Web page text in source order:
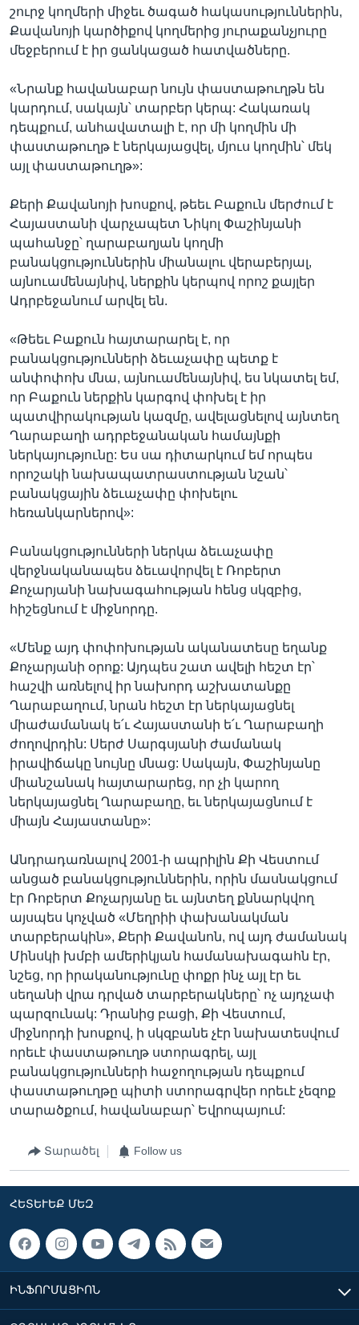
շուրջ կողմերի միջեւ ծագած հակասություններին,
Քավանոյի կարծիքով կողմերից յուրաքանչյուրը
մեջբերում է իր ցանկացած հատվածները.
«Նրանք հավանաբար նույն փաստաթուղթն են
կարդում, սակայն՝ տարբեր կերպ: Հակառակ
դեպքում, անհավատալի է, որ մի կողմին մի
փաստաթուղթ է ներկայացվել, մյուս կողմին՝ մեկ
այլ փաստաթուղթ»:
Քերի Քավանոյի խոսքով, թեեւ Բաքուն մերժում է
Հայաստանի վարչապետ Նիկոլ Փաշինյանի
պահանջը՝ ղարաբաղյան կողմի
բանակցություններին միանալու վերաբերյալ,
այնուամենայնիվ, ներքին կերպով որոշ քայլեր
Ադրբեջանում արվել են.
«Թեեւ Բաքուն հայտարարել է, որ
բանակցությունների ձեւաչափը պետք է
անփոփոխ մնա, այնուամենայնիվ, ես նկատել եմ,
որ Բաքուն ներքին կարգով փոխել է իր
պատվիրակության կազմը, ավելացնելով այնտեղ
Ղարաբաղի ադրբեջանական համայնքի
ներկայությունը: Ես սա դիտարկում եմ որպես
որոշակի նախապատրաստության նշան՝
բանակցային ձեւաչափը փոխելու
հեռանկարներով»:
Բանակցությունների ներկա ձեւաչափը
վերջնականապես ձեւավորվել է Ռոբերտ
Քոչարյանի նախագահության հենց սկզբից,
հիշեցնում է միջնորդը.
«Մենք այդ փոփոխության ականատեսը եղանք
Քոչարյանի օրոք: Այդպես շատ ավելի հեշտ էր՝
հաշվի առնելով իր նախորդ աշխատանքը
Ղարաբաղում, նրան հեշտ էր ներկայացնել
միաժամանակ ե՛ւ Հայաստանի ե՛ւ Ղարաբաղի
ժողովրդին: Սերժ Սարգսյանի ժամանակ
իրավիճակը նույնը մնաց: Սակայն, Փաշինյանը
միանշանակ հայտարարեց, որ չի կարող
ներկայացնել Ղարաբաղը, եւ ներկայացնում է
միայն Հայաստանը»:
Անդրադառնալով 2001-ի ապրիլին Քի Վեստում
անցած բանակցություններին, որին մասնակցում
էր Ռոբերտ Քոչարյանը եւ այնտեղ քննարկվող
այսպես կոչված «Մեղրիի փախանակման
տարբերակին», Քերի Քավանոն, ով այդ ժամանակ
Մինսկի խմբի ամերիկյան համանախագահն էր,
նշեց, որ իրականությունը փոքր ինչ այլ էր եւ
սեղանի վրա դրված տարբերակները՝ ոչ այդչափ
պարզունակ: Դրանից բացի, Քի Վեստում,
միջնորդի խոսքով, ի սկզբանե չէր նախատեսվում
որեւէ փաստաթուղթ ստորագրել, այլ
բանակցությունների հաջողության դեպքում
փաստաթուղթը պիտի ստորագրվեր որեւէ չեզոք
տարածքում, հավանաբար՝ Եվրոպայում:
Տարածել Follow us
ՀԵՏԵՒԵՔ ՄԵԶ
ԻՆՖՈՐՄԱՑԻՈՆ